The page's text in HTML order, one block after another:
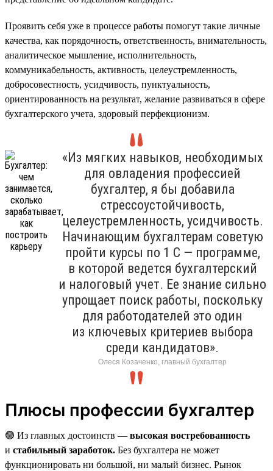
Проявить себя уже в процессе работы помогут такие личные
качества, как порядочность, ответственность, внимательность,
аналитическое мышление, исполнительность,
коммуникабельность, активность, целеустремленность,
добросовестность, усидчивость, пунктуальность,
ориентированность на результат, желание развиваться в сфере
бухгалтерского учета, здоровый перфекционизм.
«Из мягких навыков, необходимых
для овладения профессией
бухгалтер, я бы добавила
стрессоустойчивость,
целеустремленность, усидчивость.
Начинающим бухгалтерам советую
пройти курсы по 1 С — программе,
в которой ведется бухгалтерский
и налоговый учет. Ее знание сильно
упрощает поиск работы, поскольку
для работодателей это один
из ключевых критериев выбора
среди кандидатов».
Олеся Козаченко, главный бухгалтер
Плюсы профессии бухгалтер
🟢 Из главных достоинств — высокая востребованность
и стабильный заработок. Без бухгалтера не может
функционировать ни большой, ни малый бизнес. Рынок